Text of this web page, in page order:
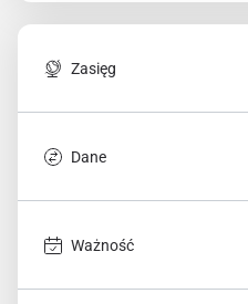
Zasięg
Dane
Ważność